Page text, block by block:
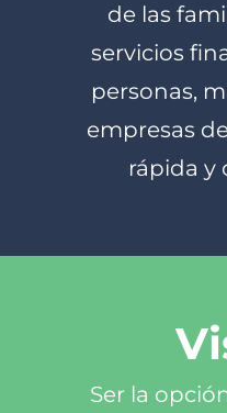
de las
servicios
personas,
empresas
rápida y
Ser la